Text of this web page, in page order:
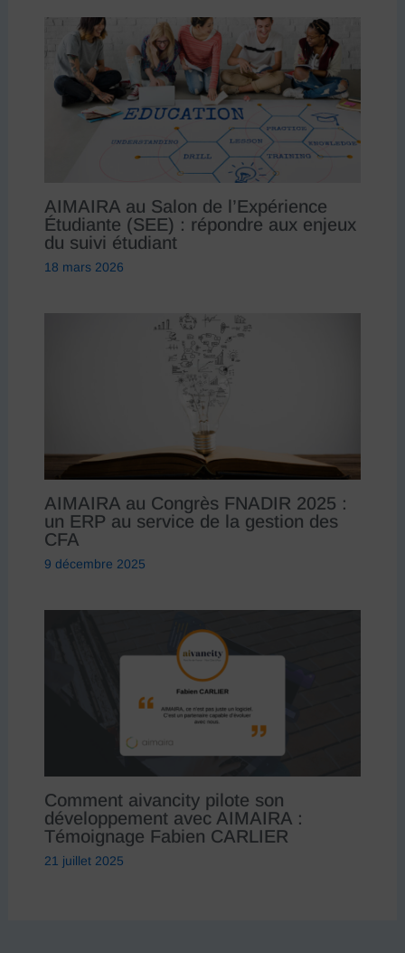
AIMAIRA au Salon de l’Expérience
Étudiante (SEE) : répondre aux enjeux
du suivi étudiant
18 mars 2026
AIMAIRA au Congrès FNADIR 2025 :
un ERP au service de la gestion des
CFA
9 décembre 2025
Comment aivancity pilote son
développement avec AIMAIRA :
Témoignage Fabien CARLIER
21 juillet 2025